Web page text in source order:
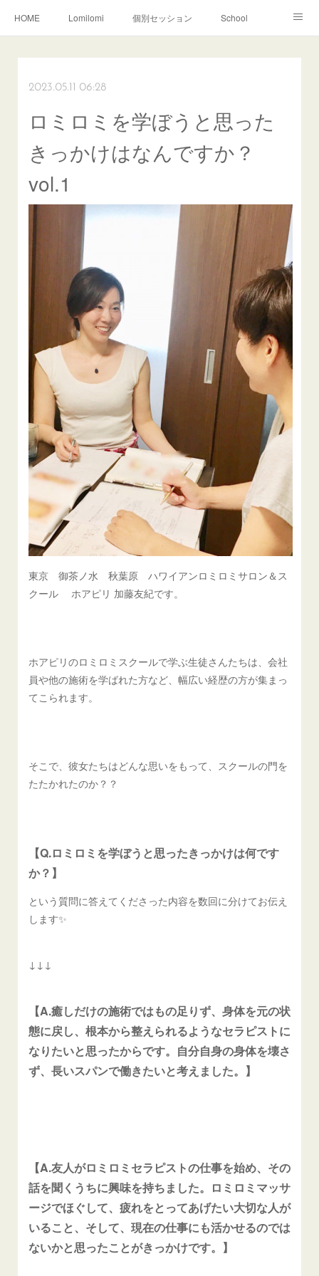
HOME Lomilomi 個別セッション School
School無料説明会
2023.05.11 06:28
ロミロミを学ぼうと思った
きっかけはなんですか？
vol.1
東京 御茶ノ水 秋葉原 ハワイアンロミロミサロン＆ス
クール ホアピリ 加藤友紀です。
ホアピリのロミロミスクールで学ぶ生徒さんたちは、会社
員や他の施術を学ばれた方など、幅広い経歴の方が集まっ
てこられます。
そこで、彼女たちはどんな思いをもって、スクールの門を
たたかれたのか？？
【Q.ロミロミを学ぼうと思ったきっかけは何です
か？】
という質問に答えてくださった内容を数回に分けてお伝え
します✨
↓↓↓
【A.癒しだけの施術ではもの足りず、身体を元の状
態に戻し、根本から整えられるようなセラピストに
なりたいと思ったからです。自分自身の身体を壊さ
ず、長いスパンで働きたいと考えました。】
【A.友人がロミロミセラピストの仕事を始め、その
話を聞くうちに興味を持ちました。ロミロミマッサ
ージでほぐして、疲れをとってあげたい大切な人が
いること、そして、現在の仕事にも活かせるのでは
ないかと思ったことがきっかけです。】